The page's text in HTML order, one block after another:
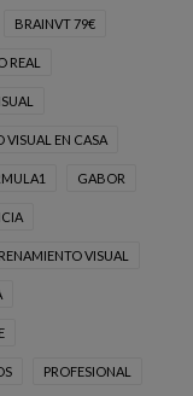
BRAINVT 79€
REAL
VISUAL EN CASA
GABOR
VISUAL
PROFESIONAL